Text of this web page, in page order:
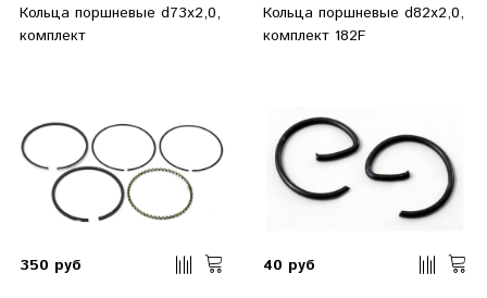
Кольца поршневые d73х2,0,
комплект
Кольца поршневые d82х2,0,
комплект 182F
350 руб 40 руб